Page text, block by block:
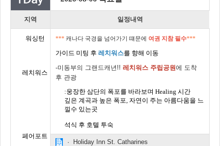
지역 일정내역
워싱턴
레치워스
페어포트
*** 캐나다 국경을 넘어가기 떄문에 여권 지참 필수***
가이드 미팅 후 레치워스를 향해 이동
-미동부의 그랜드캐년!! 레치워스 주립공원 에 도착
후 관광
:웅장한 삼단의 폭포를 바라보며 Healing 시간
깊은 계곡과 높은 폭포, 자연이 주는 아름다움을 느
낄수 있는곳
석식 후 호텔 투숙
· Holiday Inn St. Catharines